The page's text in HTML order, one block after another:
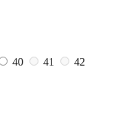
40 41
42